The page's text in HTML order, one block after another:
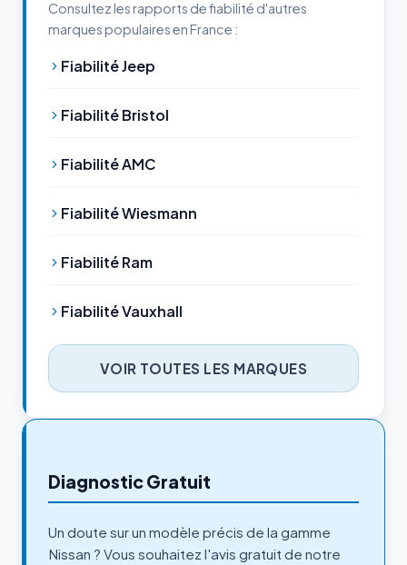
Consultez les rapports de fiabilité d'autres
marques populaires en France :
Fiabilité Jeep
Fiabilité Bristol
Fiabilité AMC
Fiabilité Wiesmann
Fiabilité Ram
Fiabilité Vauxhall
VOIR TOUTES LES MARQUES
Diagnostic Gratuit
Un doute sur un modèle précis de la gamme
Nissan ? Vous souhaitez l'avis gratuit de notre